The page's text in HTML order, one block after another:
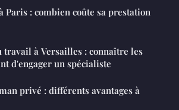
Paris : combien coûte sa prestation
travail à Versailles : connaître les
d'engager un spécialiste
privé : différents avantages à